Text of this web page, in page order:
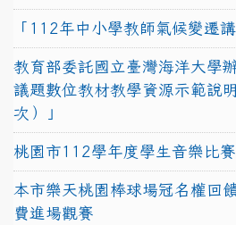
「112年中小學教師氣候變遷講
教育部委託國立臺灣海洋大學
議題數位教材教學資源示範說
次）」
桃園市112學年度學生音樂比
本市樂天桃園棒球場冠名權回
費進場觀賽